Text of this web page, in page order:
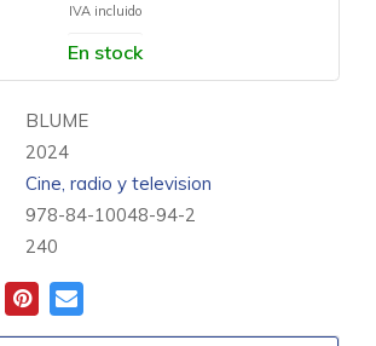
IVA incluido
En stock
BLUME
2024
Cine, radio y television
978-84-10048-94-2
240